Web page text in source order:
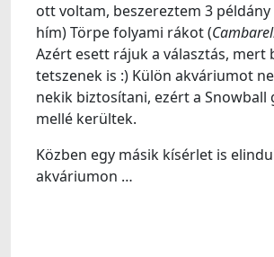
ott voltam, beszereztem 3 példány
hím) Törpe folyami rákot (
Azért esett rájuk a választás, mert
tetszenek is :) Külön akváriumot
nekik biztosítani, ezért a Snowball
mellé kerültek.
Közben egy másik kísérlet is
akváriumon …